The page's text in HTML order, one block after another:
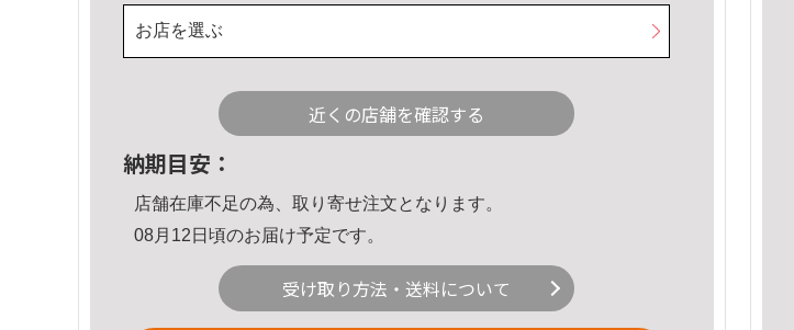
お店を選ぶ
近くの店舗を確認する
納期目安：
店舗在庫不足の為、取り寄せ注文となります。
08月12日頃のお届け予定です。
受け取り方法・送料について